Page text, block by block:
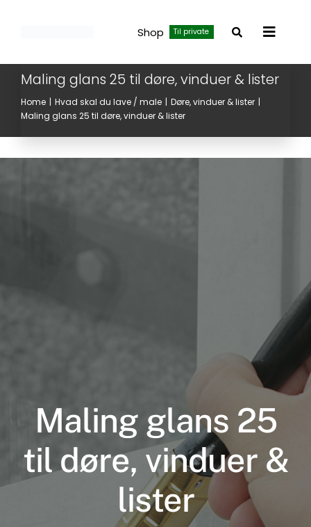
Shop Til private
Toggle
Maling glans 25 til døre, vinduer & lister
Home Hvad skal du lave / male
Døre, vinduer & lister
Maling glans 25 til døre, vinduer & lister
Maling glans 25
til døre, vinduer &
lister
Nødvendige
Disse cookies